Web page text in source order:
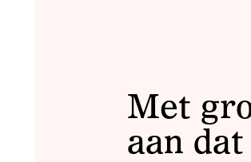
Met
aan